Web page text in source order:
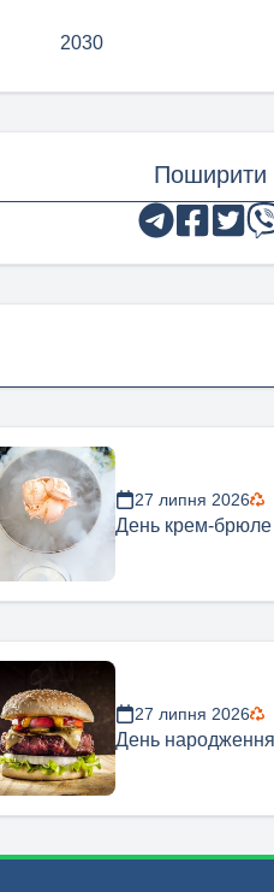
2030
Поширити
27 липня 2026
День крем-брюле
27 липня 2026
День